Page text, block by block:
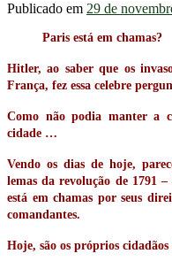
Publicado em 29 de
Paris está em chamas?
Hitler, ao saber que os
França, fez essa celebre
Como não podia manter a
cidade …
Vendo os dias de hoje,
lemas da revolução de 1791 –
está em chamas por seus
comandantes.
Hoje, são os próprios